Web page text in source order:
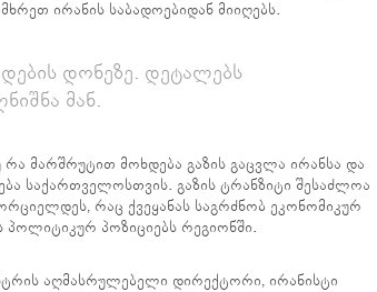
ირანის საბადოებიდან მიიღებს.
დონეზე. დეტალებს
მან.
მარშრუტით მოხდება გაზის გაცვლა ირანსა და
საქართველოსთვის. გაზის ტრანზიტი შესაძლოა
რაც ქვეყანას საგრძნობ ეკონომიკურ
პოლიტიკურ პოზიციებს რეგიონში.
აღმასრულებელი დირექტორი, ირანისტი